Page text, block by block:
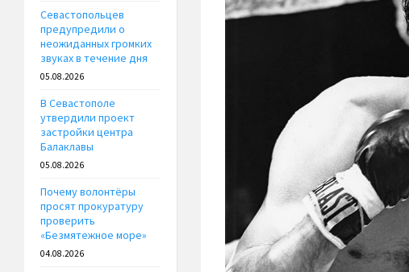
Севастопольцев
предупредили о
неожиданных громких
звуках в течение дня
05.08.2026
В Севастополе
утвердили проект
застройки центра
Балаклавы
05.08.2026
Почему волонтёры
просят прокуратуру
проверить
«Безмятежное море»
04.08.2026